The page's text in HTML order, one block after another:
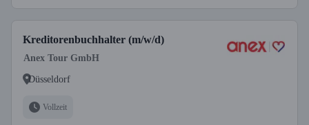
Kreditorenbuchhalter (m/w/d)
Anex Tour GmbH
Düsseldorf
Vollzeit